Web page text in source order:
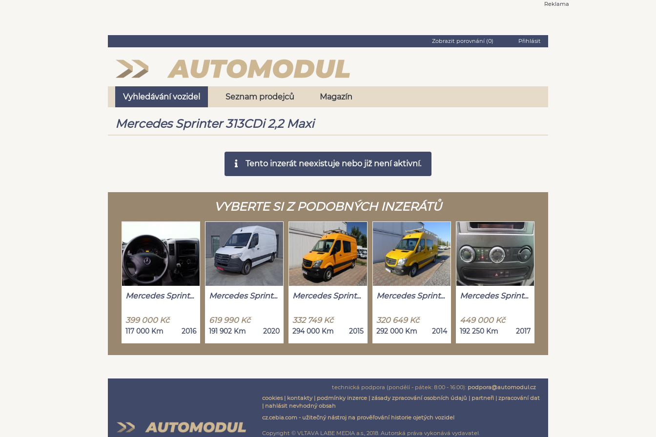
Reklama
Zobrazit porovnání (0) Přihlásit
Vyhledávání vozidel Seznam prodejců Magazín
Mercedes Sprinter 313CDi 2,2 Maxi
Tento inzerát neexistuje nebo již není aktivní.
VYBERTE SI Z PODOBNÝCH INZERÁTŮ
Mercedes Sprint...
399 000 Kč
117 000 Km 2016
Mercedes Sprint...
619 990 Kč
191 902 Km 2020
Mercedes Sprint...
332 749 Kč
294 000 Km 2015
Mercedes Sprint...
320 649 Kč
292 000 Km 2014
Mercedes Sprint...
449 000 Kč
192 250 Km 2017
technická podpora (pondělí - pátek: 8:00 - 16:00): podpora@automodul.cz
cookies| kontakty| podmínky inzerce| zásady zpracování osobních údajů | partneři| zpracování dat
| nahlásit nevhodný obsah
cz.cebia.com - užitečný nástroj na prověřování historie ojetých vozidel
Copyright © VLTAVA LABE MEDIA a.s., 2018. Autorská práva vykonává vydavatel.